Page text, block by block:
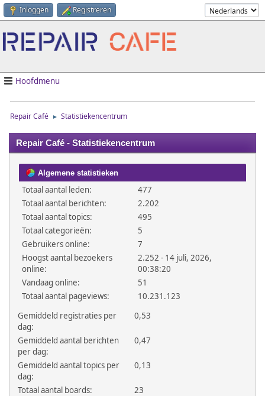
Inloggen Registreren
Hoofdmenu
Repair Café ► Statistiekencentrum
Repair Café - Statistiekencentrum
Algemene statistieken
Totaal aantal leden:
477
Totaal aantal berichten:
2.202
Totaal aantal topics:
495
Totaal categorieën:
5
Gebruikers online:
7
Hoogst aantal bezoekers
online:
2.252 - 14 juli, 2026,
00:38:20
Vandaag online:
51
Totaal aantal pageviews:
10.231.123
Gemiddeld registraties per
dag:
0,53
Gemiddeld aantal berichten
per dag:
0,47
Gemiddeld aantal topics per
dag:
0,13
Totaal aantal boards:
23